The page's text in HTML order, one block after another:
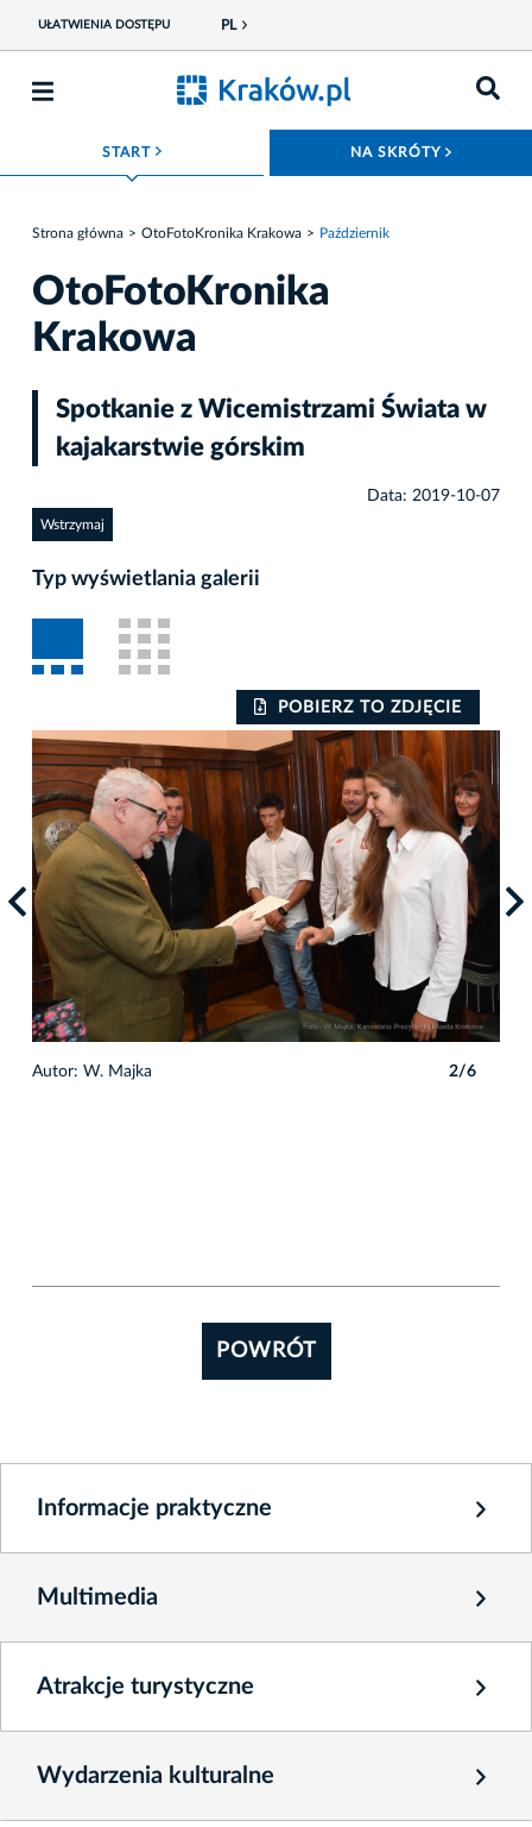
UŁATWIENIA DOSTĘPU PL
START ROZWIŃ MENU NA SKRÓTY
Strona główna OtoFotoKronika Krakowa Październik
OtoFotoKronika
Krakowa
Spotkanie z Wicemistrzami Świata w
kajakarstwie górskim
Data: 2019-10-07
Wstrzymaj
Typ wyświetlania galerii
POBIERZ TO ZDJĘCIE
Autor: W. Majka 2/6
POWRÓT
Informacje praktyczne
Multimedia
Atrakcje turystyczne
Wydarzenia kulturalne